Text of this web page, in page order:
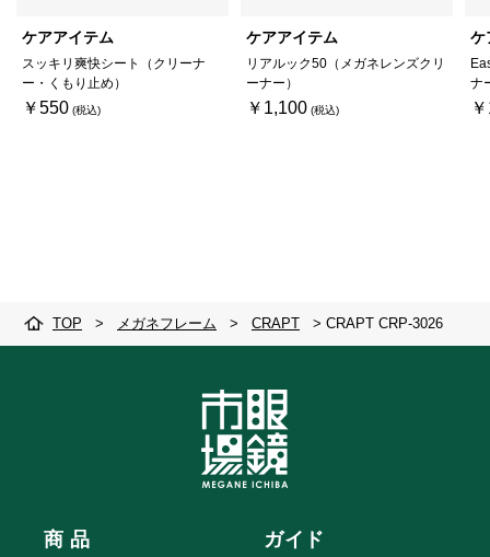
ケアアイテム
スッキリ爽快シート（クリーナ
ー・くもり止め）
￥550
ケアアイテム
リアルック50（メガネレンズクリ
ーナー）
￥1,100
ケ
ナ
TOP > メガネフレーム > CRAPT > CRAPT CRP-3026
商 品 ガイド